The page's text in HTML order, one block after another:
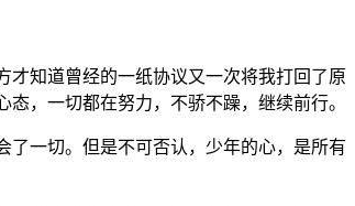
才知道曾经的一纸协议又一次将我打回了原
，一切都在努力，不骄不躁，继续前行。
了一切。但是不可否认，少年的心，是所有